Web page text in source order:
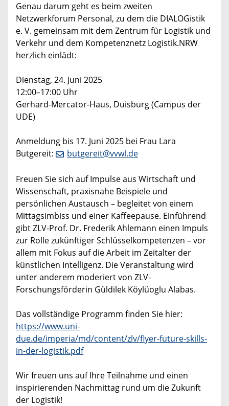
Genau darum geht es beim zweiten
Netzwerkforum Personal, zu dem die DIALOGistik
e. V. gemeinsam mit dem Zentrum für Logistik und
Verkehr und dem Kompetenznetz Logistik.NRW
herzlich einlädt:
Dienstag, 24. Juni 2025
12:00–17:00 Uhr
Gerhard-Mercator-Haus, Duisburg (Campus der
UDE)
Anmeldung bis 17. Juni 2025 bei Frau Lara
Butgereit:
butgereit@vvwl.de
Freuen Sie sich auf Impulse aus Wirtschaft und
Wissenschaft, praxisnahe Beispiele und
persönlichen Austausch – begleitet von einem
Mittagsimbiss und einer Kaffeepause. Einführend
gibt ZLV-Prof. Dr. Frederik Ahlemann einen Impuls
zur Rolle zukünftiger Schlüsselkompetenzen – vor
allem mit Fokus auf die Arbeit im Zeitalter der
künstlichen Intelligenz. Die Veranstaltung wird
unter anderem moderiert von ZLV-
Forschungsförderin Güldilek Köylüoglu Alabas.
Das vollständige Programm finden Sie hier:
https://www.uni-
due.de/imperia/md/content/zlv/flyer-future-skills-
in-der-logistik.pdf
Wir freuen uns auf Ihre Teilnahme und einen
inspirierenden Nachmittag rund um die Zukunft
der Logistik!